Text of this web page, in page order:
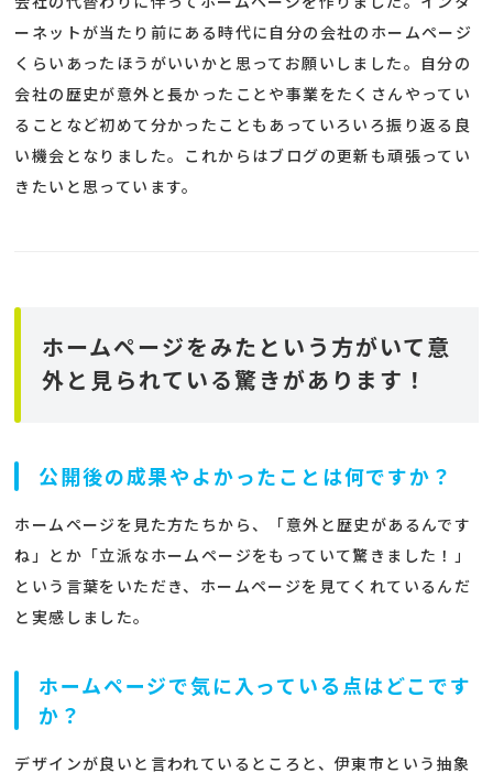
ーネットが当たり前にある時代に自分の会社のホームページ
くらいあったほうがいいかと思ってお願いしました。自分の
会社の歴史が意外と長かったことや事業をたくさんやってい
ることなど初めて分かったこともあっていろいろ振り返る良
い機会となりました。これからはブログの更新も頑張ってい
きたいと思っています。
ホームページをみたという方がいて意
外と見られている驚きがあります！
公開後の成果やよかったことは何ですか？
ホームページを見た方たちから、「意外と歴史があるんです
ね」とか「立派なホームページをもっていて驚きました！」
という言葉をいただき、ホームページを見てくれているんだ
と実感しました。
ホームページで気に入っている点はどこです
か？
デザインが良いと言われているところと、伊東市という抽象